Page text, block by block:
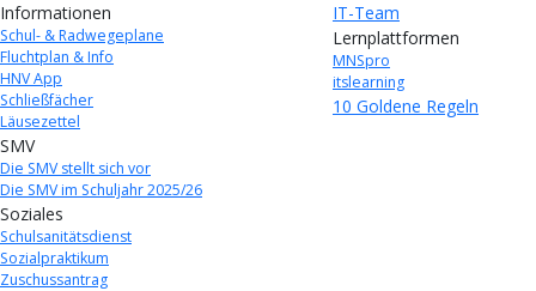
Informationen
Schul- & Radwegeplane
Fluchtplan & Info
HNV App
Schließfächer
Läusezettel
SMV
Die SMV stellt sich vor
Die SMV im Schuljahr 2025/26
Soziales
Schulsanitätsdienst
Sozialpraktikum
Zuschussantrag
IT-Team
Lernplattformen
MNSpro
itslearning
10 Goldene Regeln